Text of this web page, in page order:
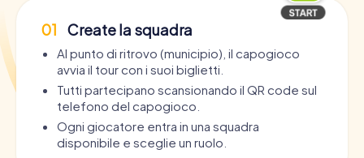
01 Create la squadra
Al punto di ritrovo (municipio), il capogioco
avvia il tour con i suoi biglietti.
Tutti partecipano scansionando il QR code sul
telefono del capogioco.
Ogni giocatore entra in una squadra
disponibile e sceglie un ruolo.